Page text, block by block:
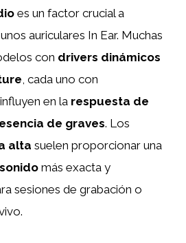
es un factor crucial a
auriculares In Ear. Muchas
con drivers dinámicos
, cada uno con
en la respuesta de
de graves. Los
alta suelen proporcionar una
más exacta y
sesiones de grabación o